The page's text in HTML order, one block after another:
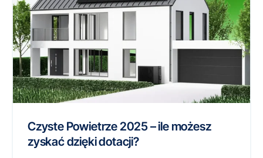
Czyste Powietrze 2025 – ile możesz
zyskać dzięki dotacji?